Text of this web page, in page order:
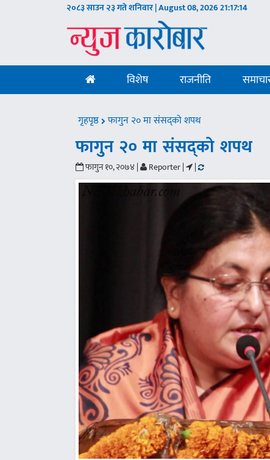
२०८३ साउन २३ गते शनिवार | August 08, 202621:17:15
विशेष राजनीति
गृहपृष्ठ फागुन २० मा संसद्को शपथ
फागुन २० मा संसद्को शपथ
फागुन १०, २०७४ | Reporter | |